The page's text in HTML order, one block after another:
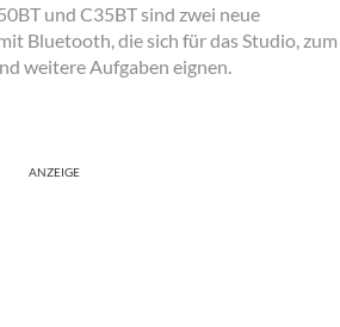
und C35BT sind zwei neue
Bluetooth, die sich für das Studio, zum
weitere Aufgaben eignen.
ANZEIGE